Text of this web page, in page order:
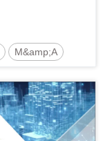
M&amp;A
参加無料